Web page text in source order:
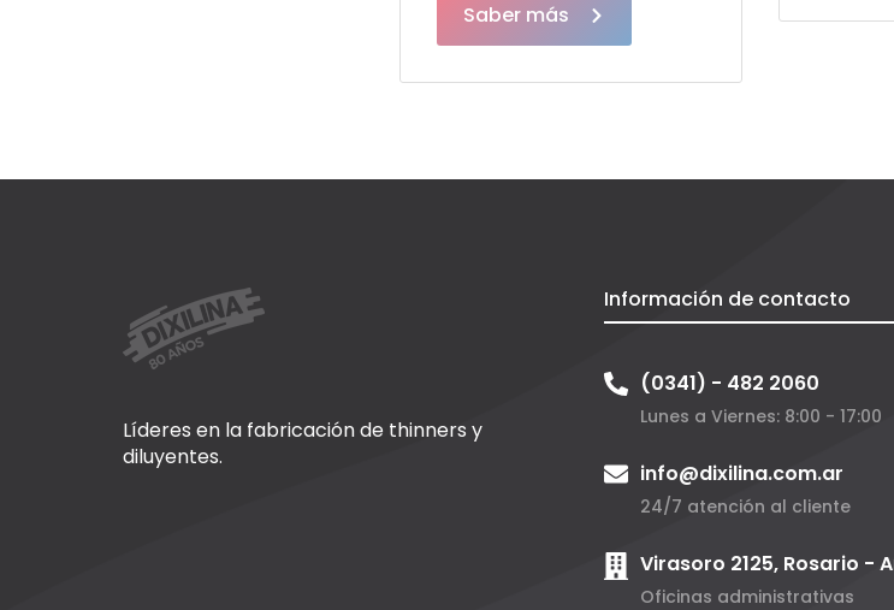
Saber más
Líderes en la fabricación de thinners y
diluyentes.
Información de contacto
(0341) - 482 2060
Lunes a Viernes: 8:00 - 17:00
info@dixilina.com.ar
24/7 atención al cliente
Virasoro 2125, Rosario -
Oficinas administrativas